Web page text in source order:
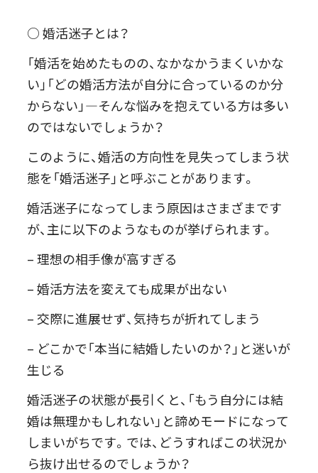
○婚活迷子とは？
「婚活を始めたものの、なかなかうまくいかな
い」「どの婚活方法が自分に合っているのか分
からない」―そんな悩みを抱えている方は多い
のではないでしょうか？
このように、婚活の方向性を見失ってしまう状
態を「婚活迷子」と呼ぶことがあります。
婚活迷子になってしまう原因はさまざまです
が、主に以下のようなものが挙げられます。
– 理想の相手像が高すぎる
– 婚活方法を変えても成果が出ない
– 交際に進展せず、気持ちが折れてしまう
– どこかで「本当に結婚したいのか？」と迷いが
生じる
婚活迷子の状態が長引くと、「もう自分には結
婚は無理かもしれない」と諦めモードになって
しまいがちです。では、どうすればこの状況か
ら抜け出せるのでしょうか？